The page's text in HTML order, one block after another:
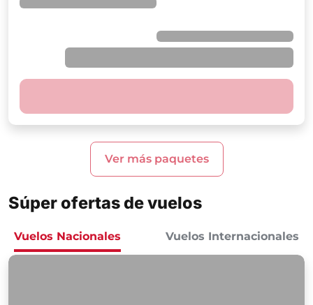
Ver más paquetes
Súper ofertas de vuelos
Vuelos Nacionales Vuelos Internacionales